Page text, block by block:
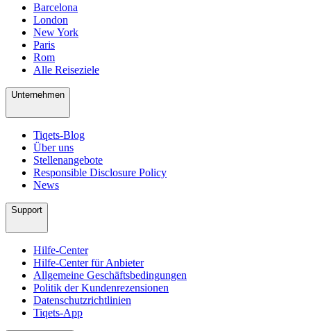
Barcelona
London
New York
Paris
Rom
Alle Reiseziele
Unternehmen
Tiqets-Blog
Über uns
Stellenangebote
Responsible Disclosure Policy
News
Support
Hilfe-Center
Hilfe-Center für Anbieter
Allgemeine Geschäftsbedingungen
Politik der Kundenrezensionen
Datenschutzrichtlinien
Tiqets-App